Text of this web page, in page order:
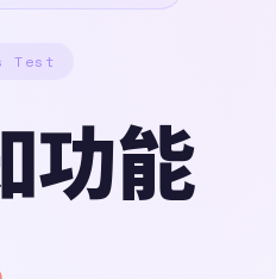
Test
功能